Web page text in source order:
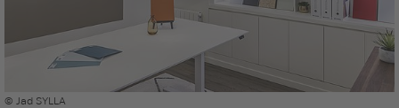
© Jad SYLLA